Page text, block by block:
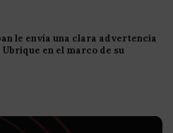
le envía una clara advertencia
Ubrique en el marco de su